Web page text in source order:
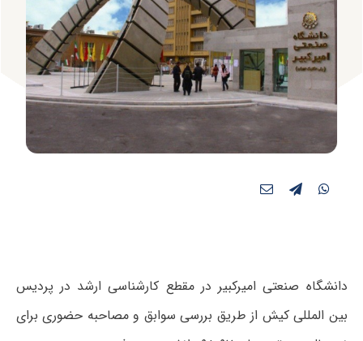
دانشگاه صنعتی امیرکبیر در مقطع کارشناسی­ ارشد در پردیس
بین ­المللی کیش از طریق بررسی سوابق و مصاحبه حضوری برای